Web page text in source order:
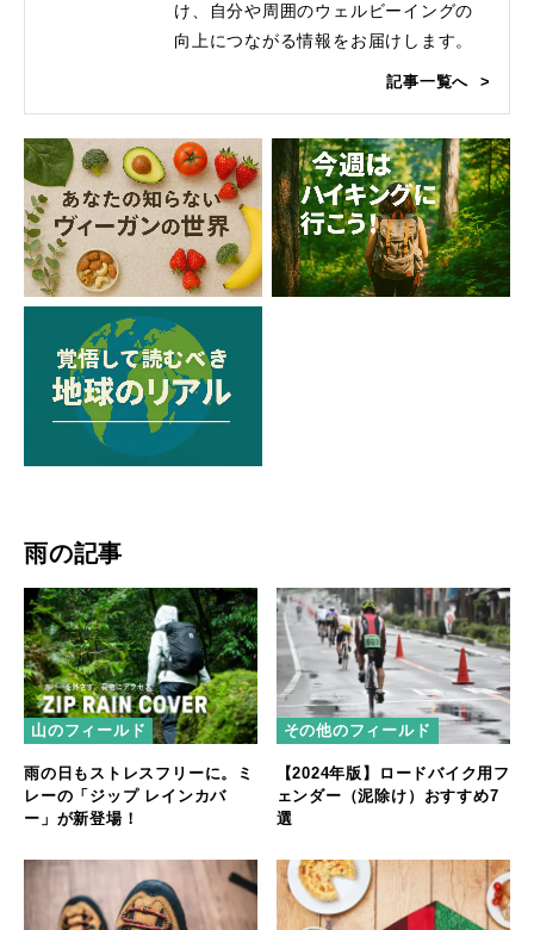
け、自分や周囲のウェルビーイングの
向上につながる情報をお届けします。
記事一覧へ
雨の記事
山のフィールド
雨の日もストレスフリーに。ミ
レーの「ジップ レインカバ
ー」が新登場！
その他のフィールド
【2024年版】ロードバイク用フ
ェンダー（泥除け）おすすめ7
選